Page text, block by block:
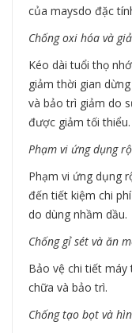
của maysdo đặc
Chống oxi hóa và
Kéo dài tuổi thọ
giảm thời gian
và bảo trì giảm do
được giảm tối thiểu.
Phạm vi ứng dụng
Phạm vi ứng dụng
đến tiết kiệm chi
do dùng nhầm dầu.
Chống gỉ sét và ăn
Bảo vệ chi tiết máy
chữa và bảo trì.
Chống tạo bọt và